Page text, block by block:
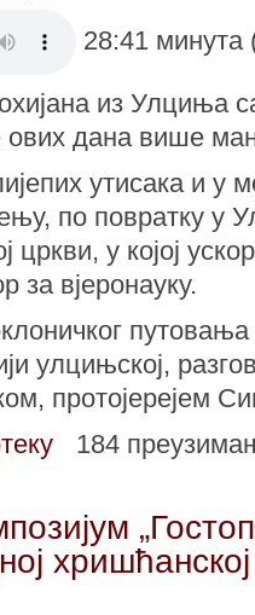
28:41
из Улциња
ових дана више
утисака и у
по повратку у
цркви, у којој
за вјеронауку.
улцињској,
протојерејем
184